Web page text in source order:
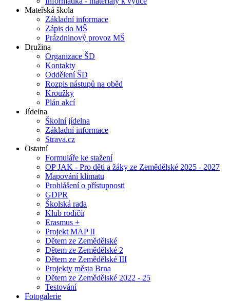
Mateřská škola
Základní informace
Zápis do MŠ
Prázdninový provoz MŠ
Družina
Organizace ŠD
Kontakty
Oddělení ŠD
Rozpis nástupů na oběd
Kroužky
Plán akcí
Jídelna
Školní jídelna
Základní informace
Strava.cz
Ostatní
Formuláře ke stažení
OP JAK - Pro děti a žáky ze Zemědělské 2025 - 2027
Mapování klimatu
Prohlášení o přístupnosti
GDPR
Školská rada
Klub rodičů
Erasmus +
Projekt MAP II
Dětem ze Zemědělské
Dětem ze Zemědělské 2
Dětem ze Zemědělské III
Projekty města Brna
Dětem ze Zemědělské 2022 - 25
Testování
Fotogalerie